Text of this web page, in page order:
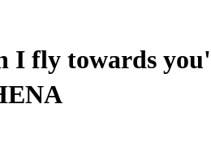
fly towards